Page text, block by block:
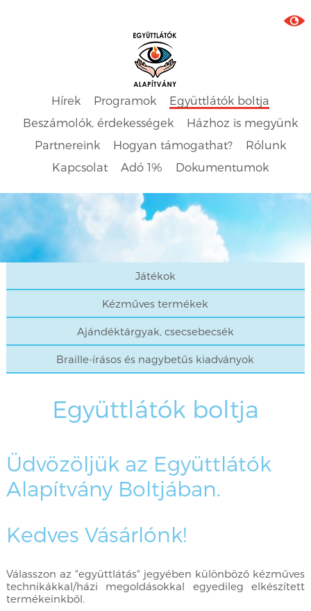
Hírek Programok
Együttlátók boltja
Beszámolók, érdekességek
Házhoz is megyünk
Partnereink
Hogyan támogathat?
Rólunk
Kapcsolat
Adó 1% Dokumentumok
Együttlátók boltja
Üdvözöljük az Együttlátók
Alapítvány Boltjában.
Kedves Vásárlónk!
Válasszon az "együttlátás" jegyében különböző kézműves
technikákkal/házi megoldásokkal egyedileg elkészített
termékeinkből.
Játékok
Kézműves termékek
Ajándéktárgyak, csecsebecsék
Braille-írásos és nagybetűs kiadványok